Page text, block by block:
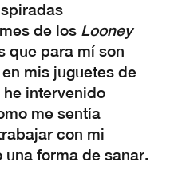
de los Looney
que para mí son
mis juguetes de
intervenido
me sentía
con mi
forma de sanar.